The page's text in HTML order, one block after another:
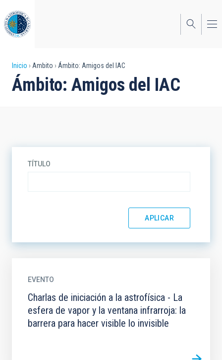
al
contenido
principal
Sobrescribir
enlaces
navegación
Inicio Ambito Ámbito: Amigos del IAC
Ámbito: Amigos del IAC
TÍTULO
EVENTO
Charlas de iniciación a la astrofísica - La
esfera de vapor y la ventana infrarroja: la
barrera para hacer visible lo invisible